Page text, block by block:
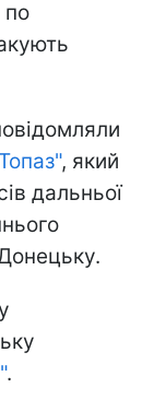
по
, який
дальньої
.